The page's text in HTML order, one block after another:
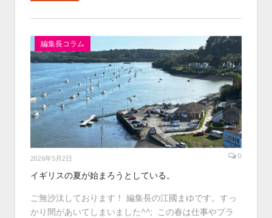
編集長コラム
2026年5月2日 0
イギリスの夏が始まろうとしている。
ご無沙汰しております！ 編集長の江國まゆです。すっ
かり間があいてしまいました^^; この春は仕事やプラ